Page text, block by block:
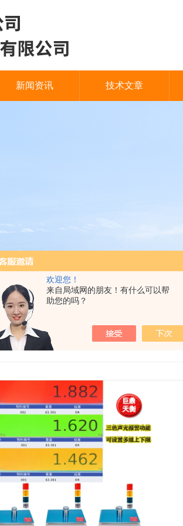
欢迎您！
来自局域网的朋友！有什么可以帮
助您的吗？
新闻资讯 技术文章
主营产品：巨天工业电子秤，智能电子秤，智能配方秤，智慧收货秤，自动称重机，精密电子天平，电子台秤，电子地磅，电子桌秤，在线称重设备等衡器的软硬件研发与非标定制